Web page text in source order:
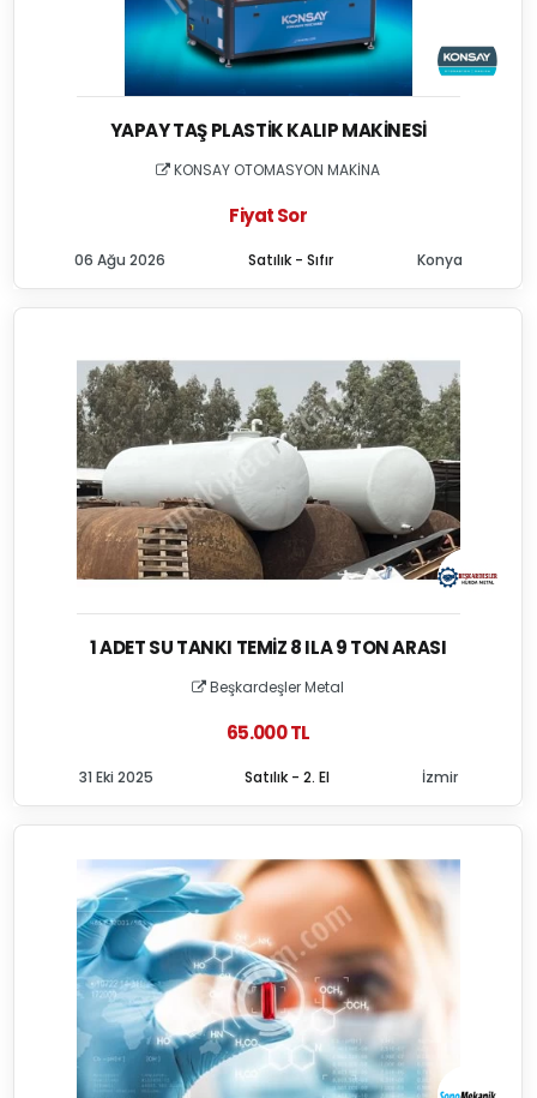
YAPAY TAŞ PLASTIK KALIP MAKINESI
KONSAY OTOMASYON MAKİNA
Fiyat Sor
Satılık - Sıfır
06 Ağu 2026 Konya
1 ADET SU TANKI TEMIZ 8 ILA 9 TON ARASI
Beşkardeşler Metal
65.000 TL
Satılık - 2. El
31 Eki 2025 İzmir